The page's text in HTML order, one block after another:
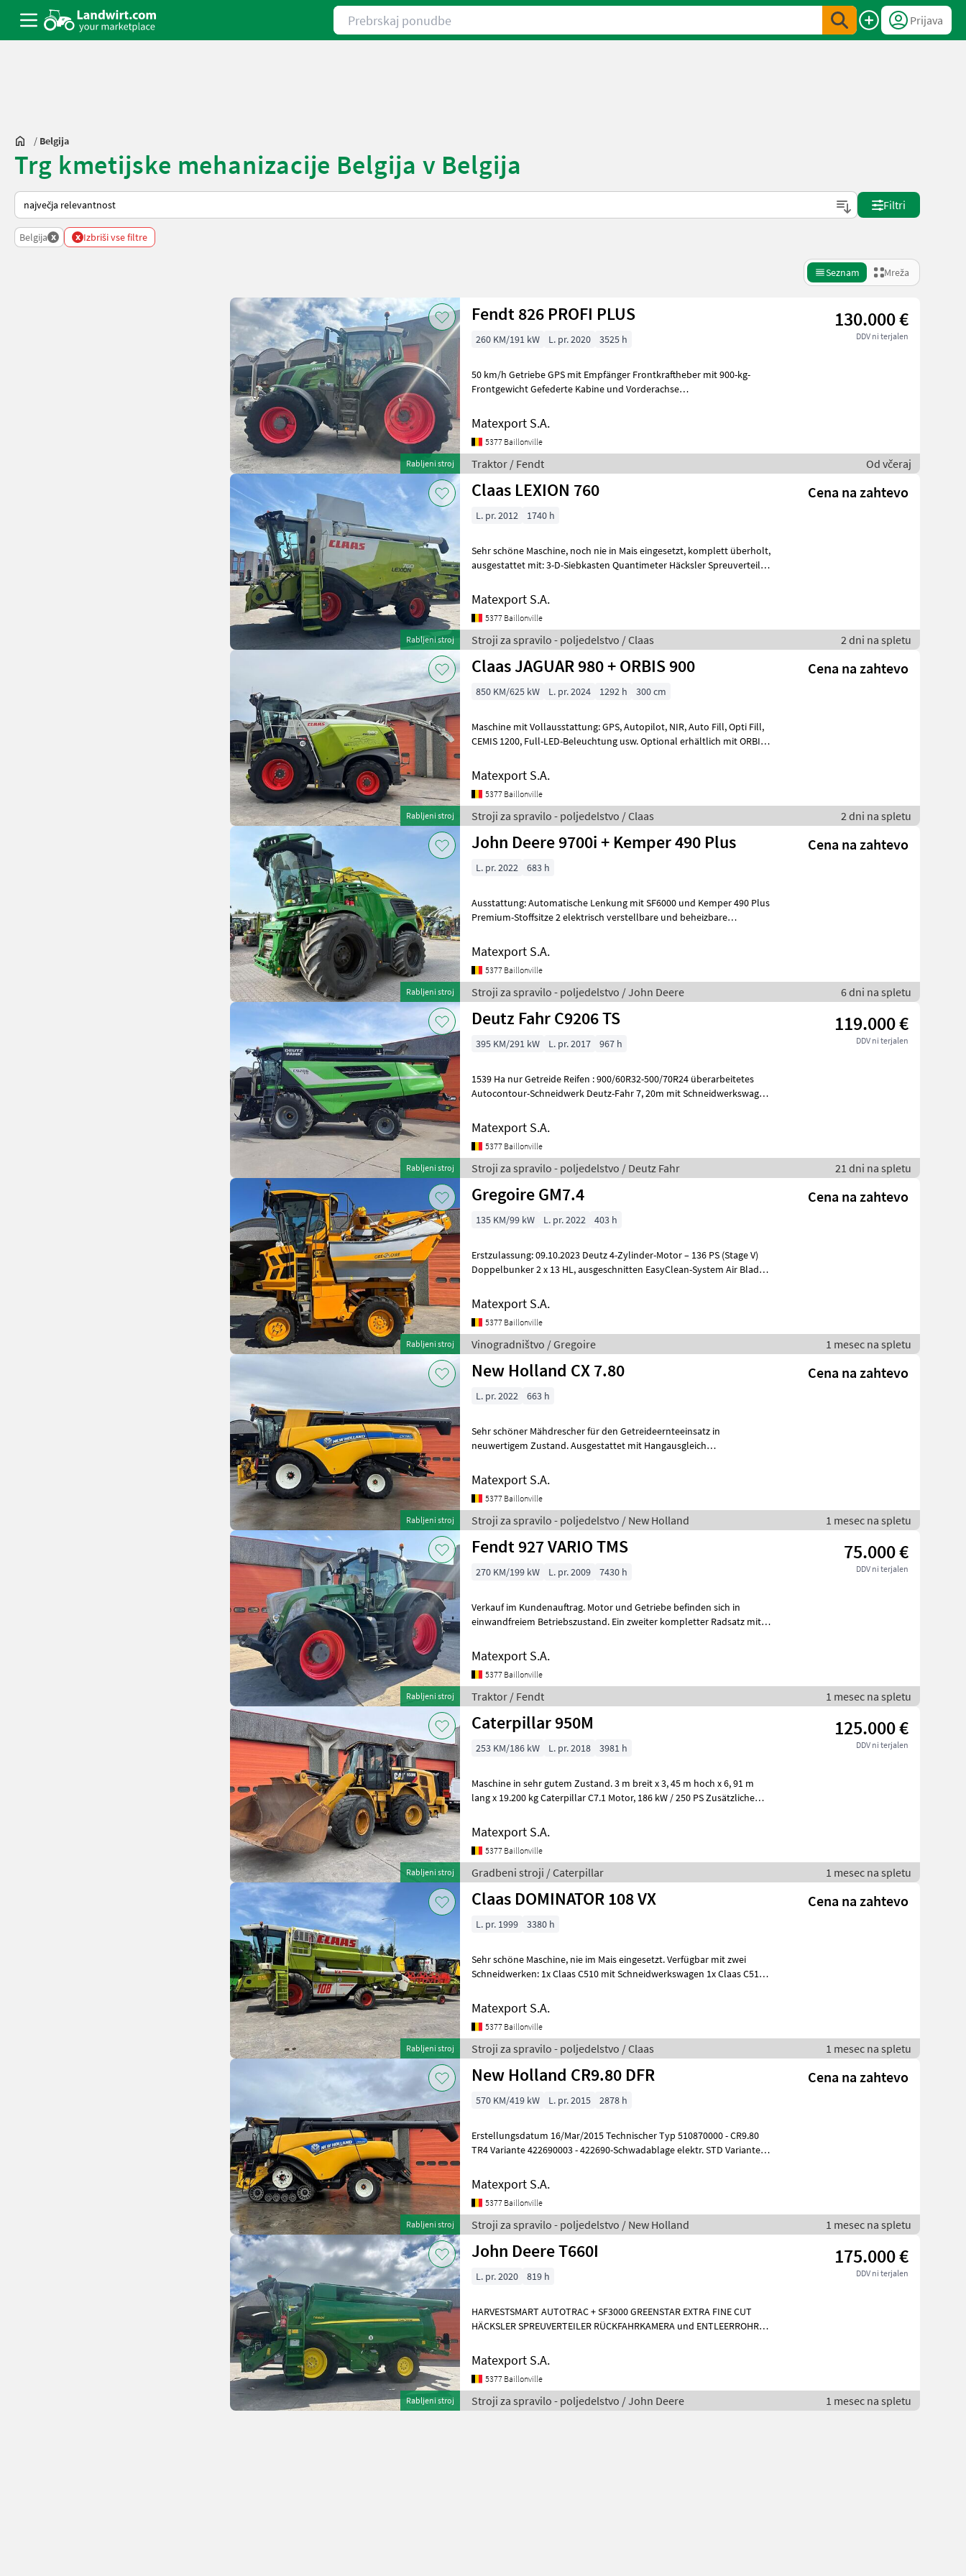
Prebrskaj ponudbe
Prijava
/ Belgija
Trg kmetijske mehanizacije Belgija v Belgija
Tako je razvrščeno na Landwirt.com
Filtri
Belgija x x Izbriši vse filtre
Seznam Mreža
Rabljeni stroj
Fendt 826 PROFI PLUS 130.000 €
DDV ni terjalen
260 KM/191 kW L. pr. 2020 3525 h
50 km/h Getriebe GPS mit Empfänger Frontkraftheber mit 900-kg-
Frontgewicht Gefederte Kabine und Vorderachse
Matexport S.A.
5377 Baillonville
Traktor / Fendt Od včeraj
Rabljeni stroj
Claas LEXION 760 Cena na zahtevo
L. pr. 2012 1740 h
Sehr schöne Maschine, noch nie in Mais eingesetzt, komplett überholt,
ausgestattet mit: 3-D-Siebkasten Quantimeter Häcksler Spreuverteiler
Matexport S.A.
5377 Baillonville
Stroji za spravilo - poljedelstvo / Claas 2 dni na spletu
Rabljeni stroj
Claas JAGUAR 980 + ORBIS 900 Cena na zahtevo
850 KM/625 kW L. pr. 2024 1292 h 300 cm
Maschine mit Vollausstattung: GPS, Autopilot, NIR, Auto Fill, Opti Fill,
CEMIS 1200, Full-LED-Beleuchtung usw. Optional erhältlich mit ORBIS
Matexport S.A.
5377 Baillonville
Stroji za spravilo - poljedelstvo / Claas 2 dni na spletu
Rabljeni stroj
John Deere 9700i + Kemper 490 Plus Cena na zahtevo
L. pr. 2022 683 h
Ausstattung: Automatische Lenkung mit SF6000 und Kemper 490 Plus
Premium-Stoffsitze 2 elektrisch verstellbare und beheizbare
Matexport S.A.
5377 Baillonville
Stroji za spravilo - poljedelstvo / John Deere 6 dni na spletu
Rabljeni stroj
Deutz Fahr C9206 TS 119.000 €
DDV ni terjalen
395 KM/291 kW L. pr. 2017 967 h
1539 Ha nur Getreide Reifen : 900/60R32-500/70R24 überarbeitetes
Autocontour-Schneidwerk Deutz-Fahr 7, 20m mit Schneidwerkswagen
Matexport S.A.
5377 Baillonville
Stroji za spravilo - poljedelstvo / Deutz Fahr 21 dni na spletu
Rabljeni stroj
Gregoire GM7.4 Cena na zahtevo
135 KM/99 kW L. pr. 2022 403 h
Erstzulassung: 09.10.2023 Deutz 4-Zylinder-Motor – 136 PS (Stage V)
Doppelbunker 2 x 13 HL, ausgeschnitten EasyClean-System Air Blade +
Matexport S.A.
5377 Baillonville
Vinogradništvo / Gregoire 1 mesec na spletu
Rabljeni stroj
New Holland CX 7.80 Cena na zahtevo
L. pr. 2022 663 h
Sehr schöner Mähdrescher für den Getreideernteeinsatz in
neuwertigem Zustand. Ausgestattet mit Hangausgleich
Matexport S.A.
5377 Baillonville
Stroji za spravilo - poljedelstvo / New Holland 1 mesec na spletu
Rabljeni stroj
Fendt 927 VARIO TMS 75.000 €
DDV ni terjalen
270 KM/199 kW L. pr. 2009 7430 h
Verkauf im Kundenauftrag. Motor und Getriebe befinden sich in
einwandfreiem Betriebszustand. Ein zweiter kompletter Radsatz mit
Matexport S.A.
5377 Baillonville
Traktor / Fendt 1 mesec na spletu
Rabljeni stroj
Caterpillar 950M 125.000 €
DDV ni terjalen
253 KM/186 kW L. pr. 2018 3981 h
Maschine in sehr gutem Zustand. 3 m breit x 3, 45 m hoch x 6, 91 m
lang x 19.200 kg Caterpillar C7.1 Motor, 186 kW / 250 PS Zusätzliche
Matexport S.A.
5377 Baillonville
Gradbeni stroji / Caterpillar 1 mesec na spletu
Rabljeni stroj
Claas DOMINATOR 108 VX Cena na zahtevo
L. pr. 1999 3380 h
Sehr schöne Maschine, nie im Mais eingesetzt. Verfügbar mit zwei
Schneidwerken: 1x Claas C510 mit Schneidwerkswagen 1x Claas C510
Matexport S.A.
5377 Baillonville
Stroji za spravilo - poljedelstvo / Claas 1 mesec na spletu
Rabljeni stroj
New Holland CR9.80 DFR Cena na zahtevo
570 KM/419 kW L. pr. 2015 2878 h
Erstellungsdatum 16/Mar/2015 Technischer Typ 510870000 - CR9.80
TR4 Variante 422690003 - 422690-Schwadablage elektr. STD Variante
Matexport S.A.
5377 Baillonville
Stroji za spravilo - poljedelstvo / New Holland 1 mesec na spletu
Rabljeni stroj
John Deere T660I 175.000 €
DDV ni terjalen
L. pr. 2020 819 h
HARVESTSMART AUTOTRAC + SF3000 GREENSTAR EXTRA FINE CUT
HÄCKSLER SPREUVERTEILER RÜCKFAHRKAMERA und ENTLEERROHR
Matexport S.A.
5377 Baillonville
Stroji za spravilo - poljedelstvo / John Deere 1 mesec na spletu